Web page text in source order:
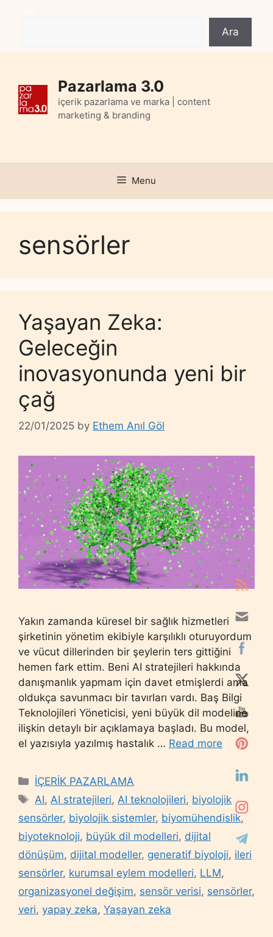
Ara
Pazarlama 3.0
içerik pazarlama ve marka | content
marketing & branding
Menu
sensörler
Yaşayan Zeka:
Geleceğin
inovasyonunda yeni bir
çağ
22/01/2025 by Ethem Anıl Göl
Yakın zamanda küresel bir sağlık hizmetleri
şirketinin yönetim ekibiyle karşılıklı oturuyordum
ve vücut dillerinden bir şeylerin ters gittiğini
hemen fark ettim. Beni AI stratejileri hakkında
danışmanlık yapmam için davet etmişlerdi ama
oldukça savunmacı bir tavırları vardı. Baş Bilgi
Teknolojileri Yöneticisi, yeni büyük dil modeline
ilişkin detaylı bir açıklamaya başladı. Bu model,
el yazısıyla yazılmış hastalık … Read more
Categories
İÇERİK PAZARLAMA
Tags
AI,AI stratejileri,AI teknolojileri, biyolojik
sensörler, biyolojik sistemler, biyomühendislik,
biyoteknoloji, büyük dil modelleri, dijital
dönüşüm, dijital modeller, generatif biyoloji, ileri
sensörler, kurumsal eylem modelleri, LLM,
organizasyonel değişim, sensör verisi, sensörler,
veri, yapay zeka, Yaşayan zeka